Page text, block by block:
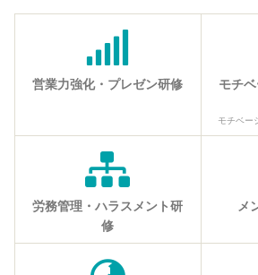
営業力強化・プレゼン研修
モチ
モチベー
労務管理・ハラスメント研
修
メ